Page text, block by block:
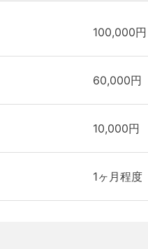
100,000円
60,000円
10,000円
1ヶ